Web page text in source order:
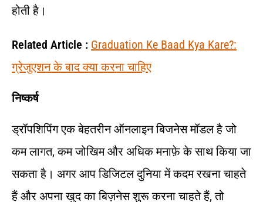
होती है।
Related Article : Graduation Ke Baad Kya Kare?:
ग्रेजुएशन के बाद क्या करना चाहिए
निष्कर्ष
ड्रॉपशिपिंग एक बेहतरीन ऑनलाइन बिजनेस मॉडल है जो
कम लागत, कम जोखिम और अधिक मनाफ़े के साथ किया जा
सकता है। अगर आप डिजिटल दुनिया में कदम रखना चाहते
हैं और अपना खुद का बिज़नेस शुरू करना चाहते हैं, तो